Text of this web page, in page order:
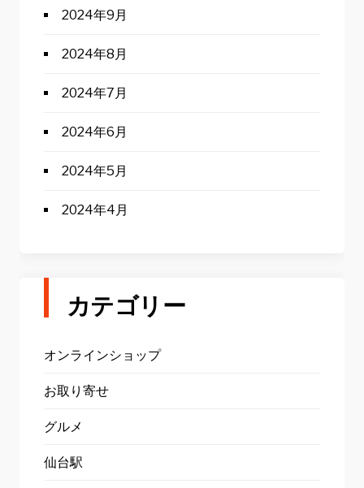
2024年9月
2024年8月
2024年7月
2024年6月
2024年5月
2024年4月
カテゴリー
オンラインショップ
お取り寄せ
グルメ
仙台駅